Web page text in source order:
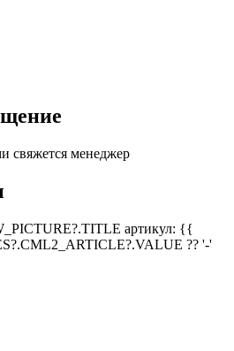
свяжется менеджер
артикул: {{
?? '-'